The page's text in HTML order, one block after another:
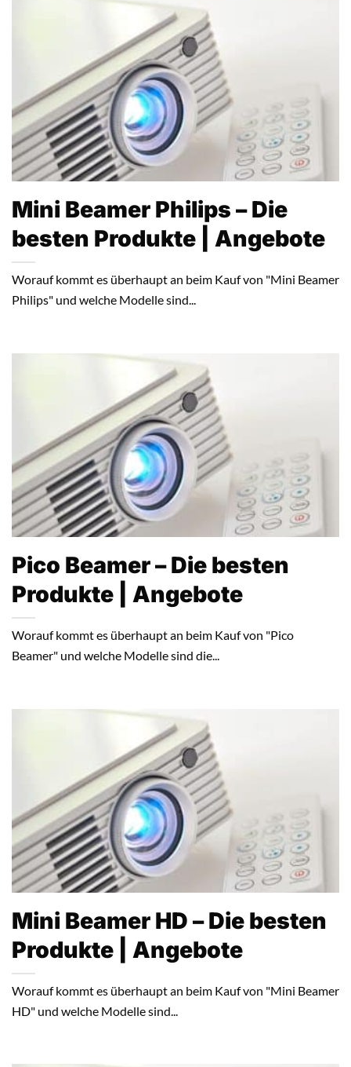
Mini Beamer Philips – Die
besten Produkte | Angebote
Worauf kommt es überhaupt an beim Kauf von "Mini Beamer
Philips" und welche Modelle sind...
Pico Beamer – Die besten
Produkte | Angebote
Worauf kommt es überhaupt an beim Kauf von "Pico
Beamer" und welche Modelle sind die...
Mini Beamer HD – Die besten
Produkte | Angebote
Worauf kommt es überhaupt an beim Kauf von "Mini Beamer
HD" und welche Modelle sind...